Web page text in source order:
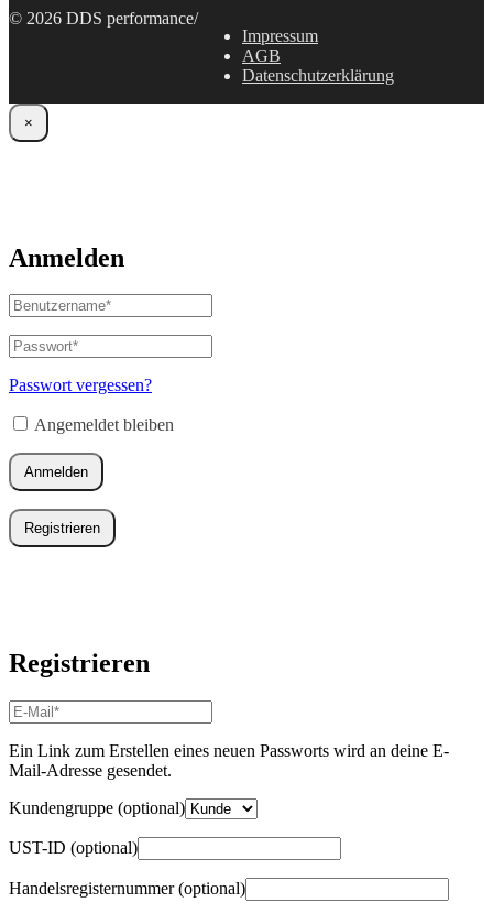
© 2026 DDS performance/
Impressum
AGB
Datenschutzerklärung
×
Anmelden
Benutzername
oder
E-
Mail-
Adresse*
Passwort*
Erforderlich
Passwort vergessen?
Angemeldet bleiben
Anmelden
Registrieren
Registrieren
E-
Mail-
Adresse*
Erforderlich
Ein Link zum Erstellen eines neuen Passworts wird an deine E-
Mail-Adresse gesendet.
Kundengruppe (optional)
UST-ID (optional)
Handelsregisternummer(optional)